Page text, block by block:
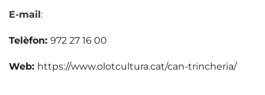
E-mail:
Telèfon: 972 27 16 00
Web: https://www.olotcultura.cat/can-trincheria/